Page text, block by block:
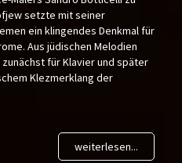
setzte mit seiner
ein klingendes Denkmal für
Aus jüdischen Melodien
für Klavier und später
Klezmerklang der
weiterlesen...